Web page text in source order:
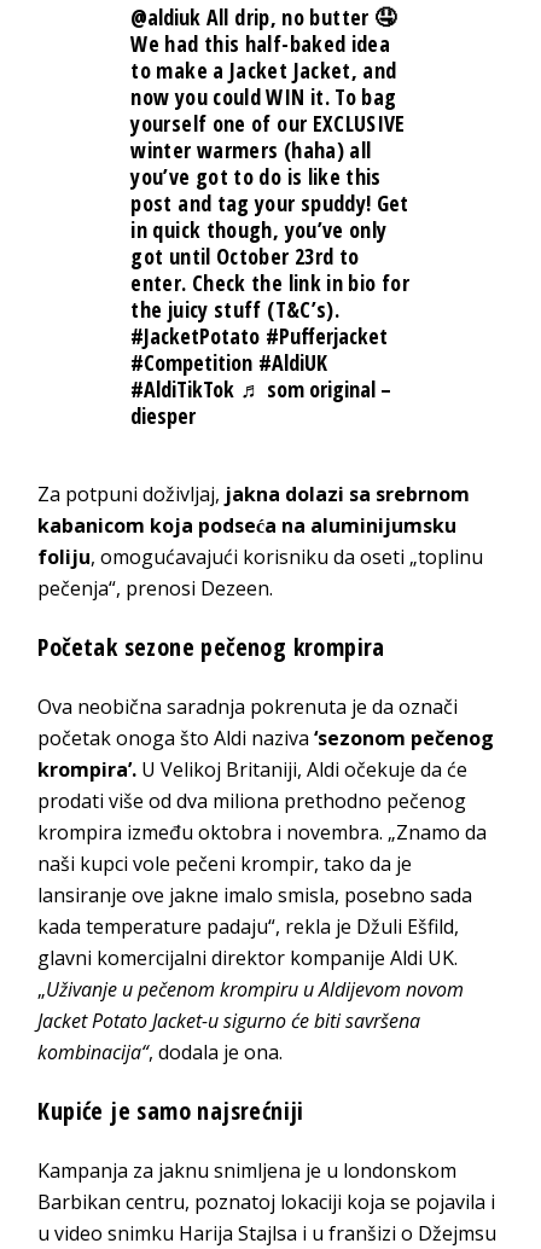
@aldiuk All drip, no butter 🤤
We had this half-baked idea
to make a Jacket Jacket, and
now you could WIN it. To bag
yourself one of our EXCLUSIVE
winter warmers (haha) all
you’ve got to do is like this
post and tag your spuddy! Get
in quick though, you’ve only
got until October 23rd to
enter. Check the link in bio for
the juicy stuff (T&C’s).
#JacketPotato #Pufferjacket
#Competition #AldiUK
#AldiTikTok ♬ som original –
diesper
Za potpuni doživljaj, jakna dolazi sa srebrnom
kabanicom koja podseća na aluminijumsku
foliju, omogućavajući korisniku da oseti „toplinu
pečenja“, prenosi Dezeen.
Početak sezone pečenog krompira
Ova neobična saradnja pokrenuta je da označi
početak onoga što Aldi naziva‘sezonom pečenog
krompira’. U Velikoj Britaniji, Aldi očekuje da će
prodati više od dva miliona prethodno pečenog
krompira između oktobra i novembra. „Znamo da
naši kupci vole pečeni krompir, tako da je
lansiranje ove jakne imalo smisla, posebno sada
kada temperature padaju“, rekla je Džuli Ešfild,
glavni komercijalni direktor kompanije Aldi UK.
„Uživanje u pečenom krompiru u Aldijevom novom
Jacket Potato Jacket-u sigurno će biti savršena
kombinacija“, dodala je ona.
Kupiće je samo najsrećniji
Kampanja za jaknu snimljena je u londonskom
Barbikan centru, poznatoj lokaciji koja se pojavila i
u video snimku Harija Stajlsa i u franšizi o Džejmsu